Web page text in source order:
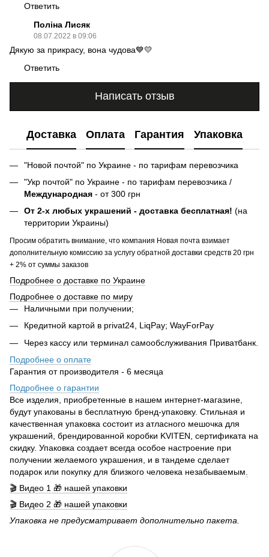
Ответить
Поліна Лисяк
08.07.2022 в 09:06
Дякую за прикрасу, вона чудова💙💛
Ответить
Написать отзыв
Доставка Оплата Гарантия Упаковка
"Новой почтой" по Украине - по тарифам перевозчика
"Укр почтой" по Украине - по тарифам перевозчика /
Международная - от 300 грн
От 2-х любых украшений - доставка бесплатная! (на
территории Украины)
Просим обратить внимание, что компания Новая почта взимает
дополнительную комиссию за услугу обратной доставки средств 20 грн
+ 2% от суммы заказов
Подробнее о доставке по Украине
Подробнее о доставке по миру
Наличными при получении;
Кредитной картой в privat24, LiqPay; WayForPay
Через кассу или терминал самообслуживания Приватбанк.
Подробнее о оплате
Гарантия от производителя - 6 месяца
Подробнее о гарантии
Все изделия, приобретенные в нашем интернет-магазине,
будут упакованы в бесплатную бренд-упаковку. Стильная и
качественная упаковка состоит из атласного мешочка для
украшений, брендированной коробки KVITEN, сертификата на
скидку. Упаковка создает всегда особое настроение при
получении желаемого украшения, и в тандеме сделает
подарок или покупку для близкого человека незабываемым
🎬 Видео 1 🎁 нашей упаковки
🎬 Видео 2 🎁 нашей упаковки
Упаковка не предусматривает дополнительно пакета.